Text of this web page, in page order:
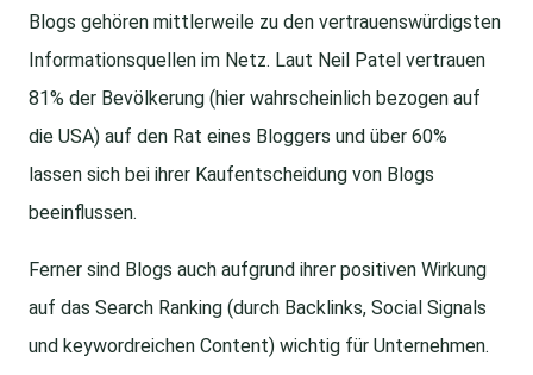
Blogs gehören mittlerweile zu den vertrauenswürdigsten
Informationsquellen im Netz. Laut Neil Patel vertrauen
81% der Bevölkerung (hier wahrscheinlich bezogen auf
die USA) auf den Rat eines Bloggers und über 60%
lassen sich bei ihrer Kaufentscheidung von Blogs
beeinflussen.
Ferner sind Blogs auch aufgrund ihrer positiven Wirkung
auf das Search Ranking (durch Backlinks, Social Signals
und keywordreichen Content) wichtig für Unternehmen.